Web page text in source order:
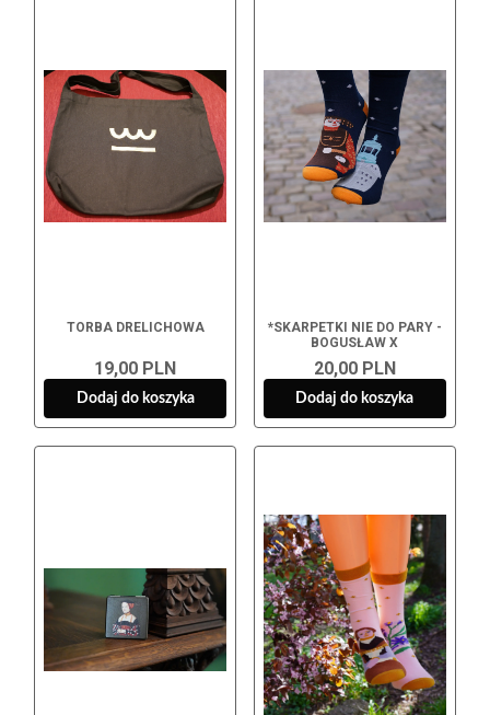
TORBA DRELICHOWA
19,00 PLN
Dodaj do koszyka
*SKARPETKI NIE DO PARY -
BOGUSŁAW X
20,00 PLN
Dodaj do koszyka